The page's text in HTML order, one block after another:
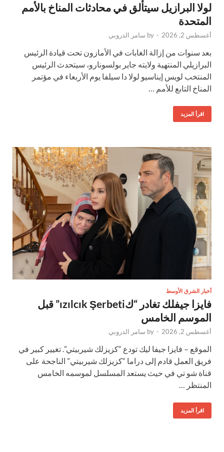
لولا البرازيل سيتألق في محادثات المناخ بالأمم
المتحدة
أغسطس 2, 2026 -
by سامر الدروبي
بعد سنوات من إزالة الغابات في الأمازون تحت قيادة الرئيس
البرازيلي المنتهية ولايته جاير بولسونارو، سيتحدث الرئيس
المنتخب لويس إيناسيو لولا دا سيلفا يوم الأربعاء في مؤتمر
المناخ التابع للأمم …
اقرأ المزيد
أخبار الشرق الأوسط
فايزا جيفلك تغادر “كızılcık Şerbeti” قبل
الموسم الخامس
أغسطس 2, 2026 -
by سامر الدروبي
الموقع – فايزا جيفا ليك تودع “كزيزلك شيربيتي”. تغيير كبير في
فريق العمل قادم إلى دراما “كزيزلك شيربيتي” الناجحة على
قناة شو تي في حيث يستعد المسلسل لموسمه الخامس
المنتظر …
اقرأ المزيد